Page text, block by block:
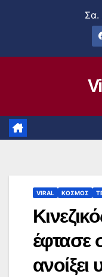
Σα.
VIRAL ΚΟΣΜΟΣ
έφτασε
ανοίξει